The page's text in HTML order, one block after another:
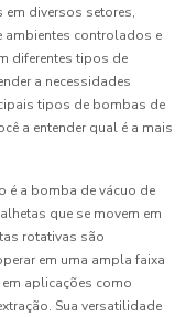
diversos setores,
ambientes controlados e
diferentes tipos de
a necessidades
tipos de bombas de
a entender qual é a mais
é a bomba de vácuo de
que se movem em
rotativas são
em uma ampla faixa
aplicações como
Sua versatilidade